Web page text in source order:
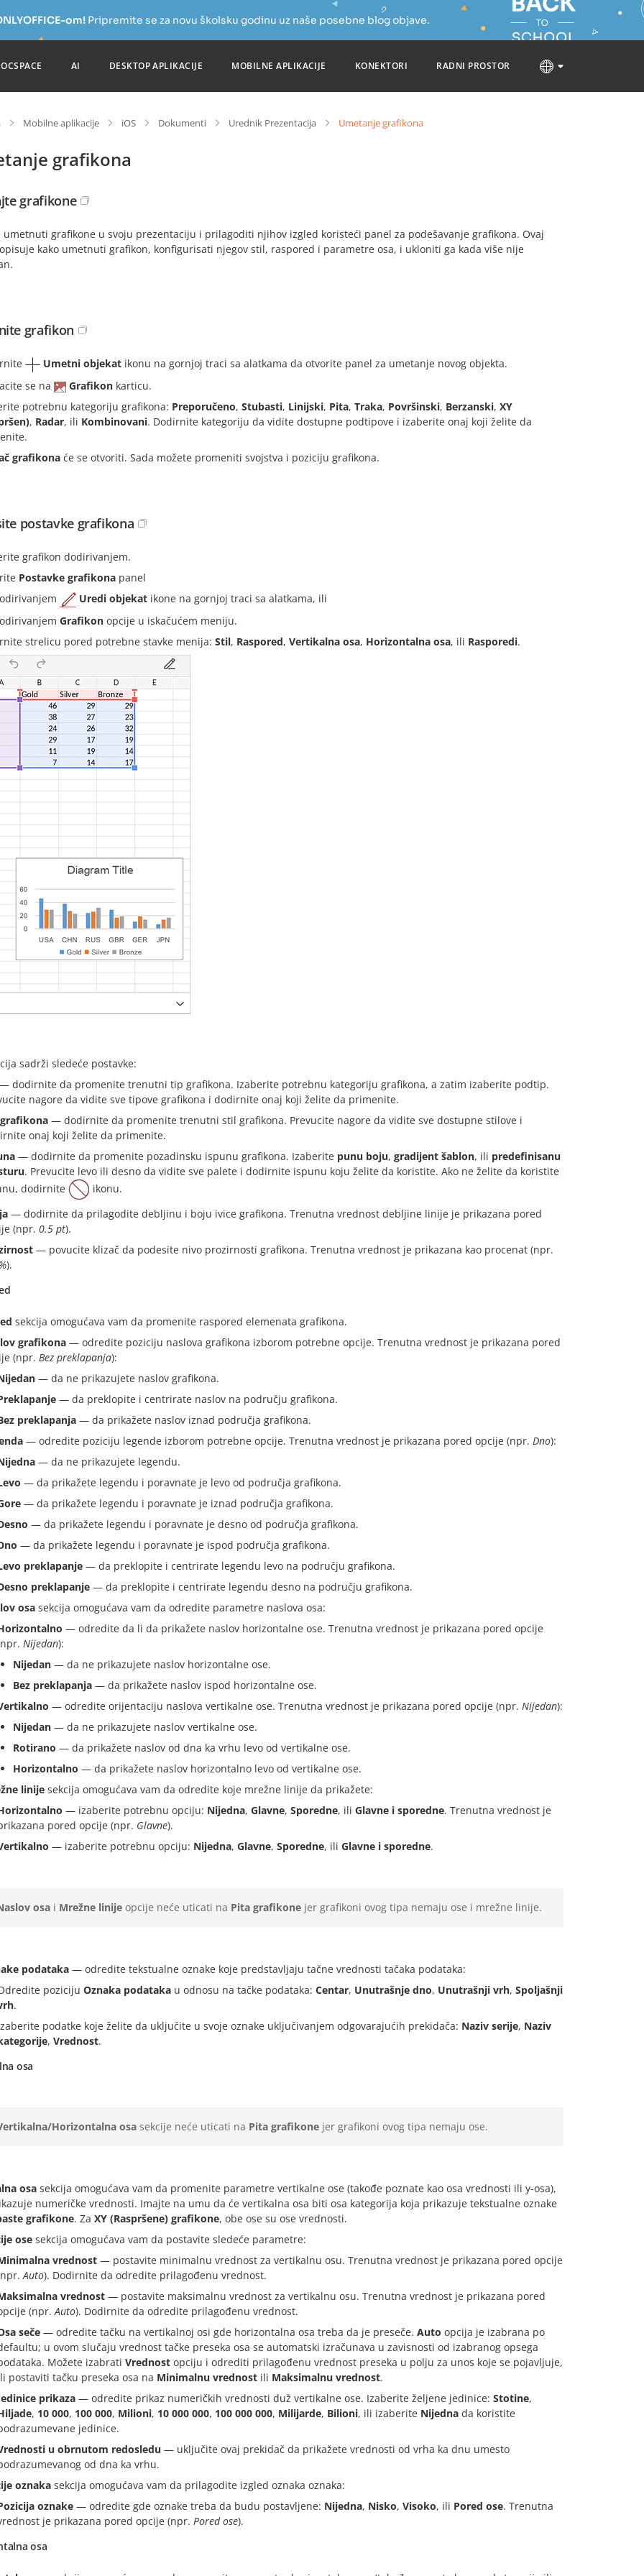
om!Pripremite se za novu školsku godinu uz naše posebne blog objave.
AI DESKTOP APLIKACIJE MOBILNE APLIKACIJE KONEKTORI RADNI PROSTOR
Mobilne aplikacije iOS Dokumenti Urednik Prezentacija Umetanje grafikona
grafikona
grafikone
umetnuti grafikone u svoju prezentaciju i prilagoditi njihov izgled koristeći panel za podešavanje grafikona. Ovaj
kako umetnuti grafikon, konfigurisati njegov stil, raspored i parametre osa, i ukloniti ga kada više nije
grafikon
Umetni objekat ikonu na gornjoj traci sa alatkama da otvorite panel za umetanje novog objekta.
se na
Grafikon karticu.
potrebnu kategoriju grafikona: Preporučeno, Stubasti, Linijski, Pita, Traka, Površinski, Berzanski, XY
, Radar, ili Kombinovani. Dodirnite kategoriju da vidite dostupne podtipove i izaberite onaj koji želite da
grafikona će se otvoriti. Sada možete promeniti svojstva i poziciju grafikona.
postavke grafikona
grafikon dodirivanjem.
Postavke grafikona panel
Uredi objekat ikone na gornjoj traci sa alatkama, ili
Grafikon opcije u iskačućem meniju.
strelicu pored potrebne stavke menija: Stil, Raspored, Vertikalna osa, Horizontalna osa, ili Rasporedi.
sadrži sledeće postavke:
dodirnite da promenite trenutni tip grafikona. Izaberite potrebnu kategoriju grafikona, a zatim izaberite podtip.
nagore da vidite sve tipove grafikona i dodirnite onaj koji želite da primenite.
— dodirnite da promenite trenutni stil grafikona. Prevucite nagore da vidite sve dostupne stilove i
onaj koji želite da primenite.
— dodirnite da promenite pozadinsku ispunu grafikona. Izaberite punu boju, gradijent šablon, ili predefinisanu
. Prevucite levo ili desno da vidite sve palete i dodirnite ispunu koju želite da koristite. Ako ne želite da koristite
dodirnite
ikonu.
— dodirnite da prilagodite debljinu i boju ivice grafikona. Trenutna vrednost debljine linije je prikazana pored
(npr. 0.5 pt).
— povucite klizač da podesite nivo prozirnosti grafikona. Trenutna vrednost je prikazana kao procenat (npr.
).
sekcija omogućava vam da promenite raspored elemenata grafikona.
grafikona — odredite poziciju naslova grafikona izborom potrebne opcije. Trenutna vrednost je prikazana pored
(npr. Bez preklapanja):
— da ne prikazujete naslov grafikona.
— da preklopite i centrirate naslov na području grafikona.
preklapanja — da prikažete naslov iznad područja grafikona.
— odredite poziciju legende izborom potrebne opcije. Trenutna vrednost je prikazana pored opcije (npr. Dno):
— da ne prikazujete legendu.
— da prikažete legendu i poravnate je levo od područja grafikona.
— da prikažete legendu i poravnate je iznad područja grafikona.
— da prikažete legendu i poravnate je desno od područja grafikona.
— da prikažete legendu i poravnate je ispod područja grafikona.
preklapanje — da preklopite i centrirate legendu levo na području grafikona.
preklapanje — da preklopite i centrirate legendu desno na području grafikona.
osa sekcija omogućava vam da odredite parametre naslova osa:
— odredite da li da prikažete naslov horizontalne ose. Trenutna vrednost je prikazana pored opcije
Nijedan):
Nijedan — da ne prikazujete naslov horizontalne ose.
Bez preklapanja — da prikažete naslov ispod horizontalne ose.
— odredite orijentaciju naslova vertikalne ose. Trenutna vrednost je prikazana pored opcije (npr. Nijedan):
Nijedan — da ne prikazujete naslov vertikalne ose.
Rotirano — da prikažete naslov od dna ka vrhu levo od vertikalne ose.
Horizontalno — da prikažete naslov horizontalno levo od vertikalne ose.
linije sekcija omogućava vam da odredite koje mrežne linije da prikažete:
— izaberite potrebnu opciju: Nijedna, Glavne, Sporedne, ili Glavne i sporedne. Trenutna vrednost je
pored opcije (npr. Glavne).
— izaberite potrebnu opciju: Nijedna, Glavne, Sporedne, ili Glavne i sporedne.
osa i Mrežne linije opcije neće uticati na Pita grafikone jer grafikoni ovog tipa nemaju ose i mrežne linije.
podataka — odredite tekstualne oznake koje predstavljaju tačne vrednosti tačaka podataka:
poziciju Oznaka podataka u odnosu na tačke podataka: Centar, Unutrašnje dno, Unutrašnji vrh, Spoljašnji
.
podatke koje želite da uključite u svoje oznake uključivanjem odgovarajućih prekidača: Naziv serije, Naziv
, Vrednost.
osa
Horizontalna osa sekcije neće uticati na Pita grafikone jer grafikoni ovog tipa nemaju ose.
osa sekcija omogućava vam da promenite parametre vertikalne ose (takođe poznate kao osa vrednosti ili y-osa),
numeričke vrednosti. Imajte na umu da će vertikalna osa biti osa kategorija koja prikazuje tekstualne oznake
grafikone. Za XY (Raspršene) grafikone, obe ose su ose vrednosti.
ose sekcija omogućava vam da postavite sledeće parametre:
vrednost — postavite minimalnu vrednost za vertikalnu osu. Trenutna vrednost je prikazana pored opcije
Auto). Dodirnite da odredite prilagođenu vrednost.
vrednost — postavite maksimalnu vrednost za vertikalnu osu. Trenutna vrednost je prikazana pored
(npr. Auto). Dodirnite da odredite prilagođenu vrednost.
seče — odredite tačku na vertikalnoj osi gde horizontalna osa treba da je preseče. Auto opcija je izabrana po
u ovom slučaju vrednost tačke preseka osa se automatski izračunava u zavisnosti od izabranog opsega
Možete izabrati Vrednost opciju i odrediti prilagođenu vrednost preseka u polju za unos koje se pojavljuje,
postaviti tačku preseka osa na Minimalnu vrednost ili Maksimalnu vrednost.
prikaza — odredite prikaz numeričkih vrednosti duž vertikalne ose. Izaberite željene jedinice: Stotine,
, 10 000, 100 000, Milioni, 10 000 000, 100 000 000, Milijarde, Bilioni, ili izaberite Nijedna da koristite
jedinice.
u obrnutom redosledu — uključite ovaj prekidač da prikažete vrednosti od vrha ka dnu umesto
od dna ka vrhu.
oznaka sekcija omogućava vam da prilagodite izgled oznaka oznaka:
oznake — odredite gde oznake treba da budu postavljene: Nijedna, Nisko, Visoko, ili Pored ose. Trenutna
je prikazana pored opcije (npr. Pored ose).
osa